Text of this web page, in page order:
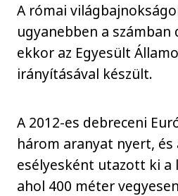
A római
ugyanebben a
ekkor az Egyesült
irányításával készült.
A 2012-es debreceni
három aranyat nyert,
esélyesként utazott ki a
ahol 400 méter